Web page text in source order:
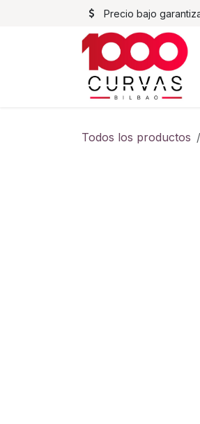
Precio bajo
Todos los productos